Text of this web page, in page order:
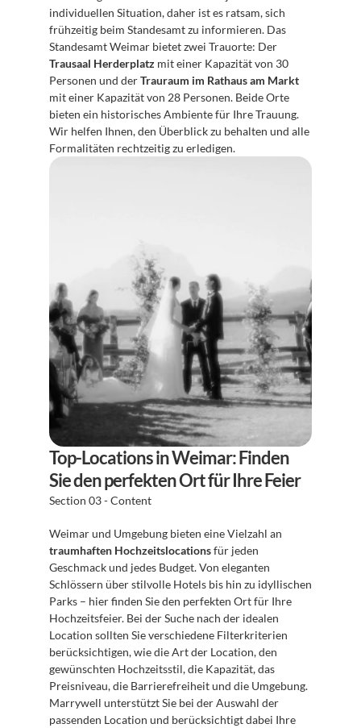
individuellen Situation, daher ist es ratsam, sich
frühzeitig beim Standesamt zu informieren. Das
Trausaal Herderplatz mit einer Kapazität von 30
Personen und der Trauraum im Rathaus am Markt
mit einer Kapazität von 28 Personen. Beide Orte
bieten ein historisches Ambiente für Ihre Trauung.
Wir helfen Ihnen, den Überblick zu behalten und alle
Formalitäten rechtzeitig zu erledigen.
Top-Locations in Weimar: Finden
Sie den perfekten Ort für Ihre Feier
Section 03 - Content
traumhaften Hochzeitslocations für jeden
Geschmack und jedes Budget. Von eleganten
Schlössern über stilvolle Hotels bis hin zu idyllischen
Parks – hier finden Sie den perfekten Ort für Ihre
Hochzeitsfeier. Bei der Suche nach der idealen
Location sollten Sie verschiedene Filterkriterien
berücksichtigen, wie die Art der Location, den
gewünschten Hochzeitsstil, die Kapazität, das
Preisniveau, die Barrierefreiheit und die Umgebung.
Marrywell unterstützt Sie bei der Auswahl der
passenden Location und berücksichtigt dabei Ihre